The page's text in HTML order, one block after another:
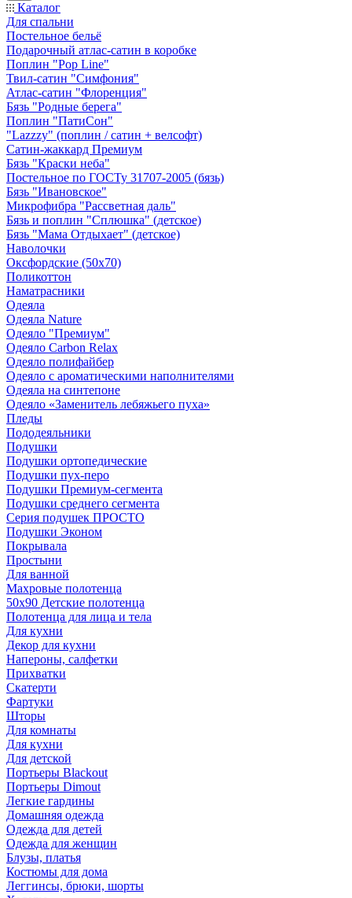
Каталог
Для спальни
Постельное бельё
Подарочный атлас-сатин в коробке
Поплин "Pop Line"
Твил-сатин "Симфония"
Атлас-сатин "Флоренция"
Бязь "Родные берега"
Поплин "ПатиСон"
"Lazzzy" (поплин / сатин + велсофт)
Сатин-жаккард Премиум
Бязь "Краски неба"
Постельное по ГОСТу 31707-2005 (бязь)
Бязь "Ивановское"
Микрофибра "Рассветная даль"
Бязь и поплин "Сплюшка" (детское)
Бязь "Мама Отдыхает" (детское)
Наволочки
Оксфордские (50х70)
Поликоттон
Наматрасники
Одеяла
Одеяла Nature
Одеяло "Премиум"
Одеяло Carbon Relax
Одеяло полифайбер
Одеяло с ароматическими наполнителями
Одеяла на синтепоне
Одеяло «Заменитель лебяжьего пуха»
Пледы
Пододеяльники
Подушки
Подушки ортопедические
Подушки пух-перо
Подушки Премиум-сегмента
Подушки среднего сегмента
Серия подушек ПРОСТО
Подушки Эконом
Покрывала
Простыни
Для ванной
Махровые полотенца
50х90 Детские полотенца
Полотенца для лица и тела
Для кухни
Декор для кухни
Напероны, салфетки
Прихватки
Скатерти
Фартуки
Шторы
Для комнаты
Для кухни
Для детской
Портьеры Blackout
Портьеры Dimout
Легкие гардины
Домашняя одежда
Одежда для детей
Одежда для женщин
Блузы, платья
Костюмы для дома
Леггинсы, брюки, шорты